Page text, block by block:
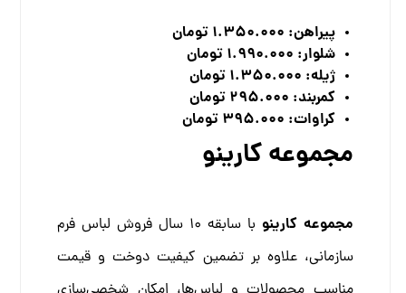
پیراهن: 1.350.000 تومان
شلوار: 1.990.000 تومان
ژیله: 1.350.000 تومان
کمربند: 295.000 تومان
کراوات: 395.000 تومان
مجموعه کارینو
مجموعه کارینو
با سابقه 10 سال فروش لباس فرم
سازمانی، علاوه بر تضمین کیفیت دوخت و قیمت